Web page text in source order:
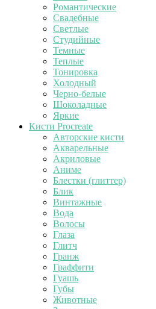
Романтические
Свадебные
Светлые
Студийные
Темные
Теплые
Тонировка
Холодный
Черно-белые
Шоколадные
Яркие
Кисти Procreate
Авторские кисти
Акварельные
Акриловые
Аниме
Блестки (глиттер)
Блик
Винтажные
Вода
Волосы
Глаза
Глитч
Гранж
Граффити
Гуашь
Губы
Животные